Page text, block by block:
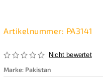
Artikelnummer: PA3141
Nicht bewertet
Marke: Pakistan